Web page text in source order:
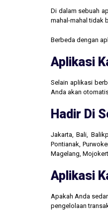
Di dalam sebuah
mahal-mahal tidak
Berbeda dengan
Aplikasi
Selain aplikasi
Anda akan
Hadir Di
Jakarta, Bali,
Pontianak,
Magelang,
Aplikasi
Apakah Anda
pengelolaan